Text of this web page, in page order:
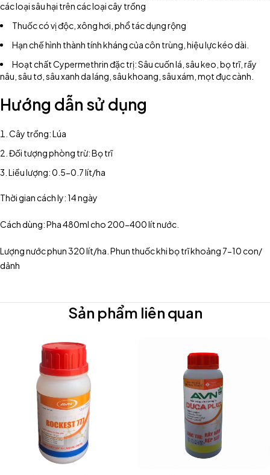
các loại sâu hại trên các loại cây trồng
Thuốc có vị độc, xông hơi, phổ tác dụng rộng
Hạn chế hình thành tính kháng của côn trùng, hiệu lực kéo dài.
Hoạt chất Cypermethrin đặc trị: Sâu cuốn lá, sâu keo, bọ trĩ, rầy
nâu, sâu tơ, sâu xanh da láng, sâu khoang, sâu xám, mọt đục cành.
Hướng dẫn sử dụng
Cây trồng: Lúa
Đối tượng phòng trừ: Bọ trĩ
Liều lượng: 0.5-0.7 lít/ha
Thời gian cách ly: 14 ngày
Cách dùng: Pha 480ml cho 200-400 lít nước.
Lượng nước phun 320 lít/ha. Phun thuốc khi bọ trĩ khoảng 7-10 con/
dảnh
Sản phẩm liên quan